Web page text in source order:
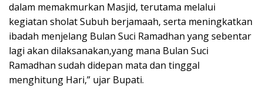
dalam memakmurkan Masjid, terutama melalui
kegiatan sholat Subuh berjamaah, serta meningkatkan
ibadah menjelang Bulan Suci Ramadhan yang sebentar
lagi akan dilaksanakan,yang mana Bulan Suci
Ramadhan sudah didepan mata dan tinggal
menghitung Hari,” ujar Bupati.